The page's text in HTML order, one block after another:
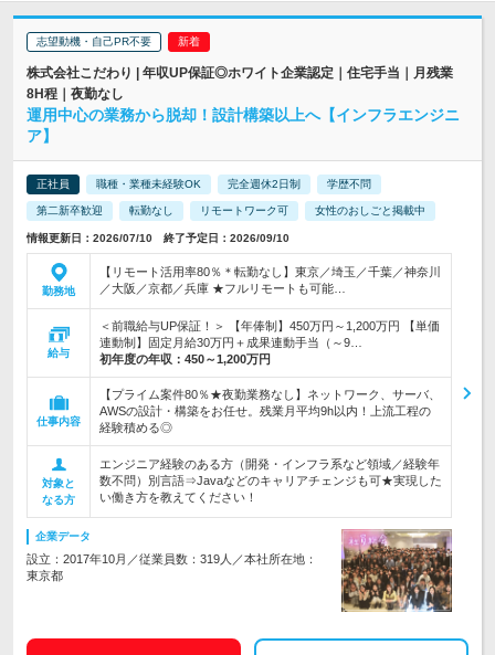
志望動機・自己PR不要
株式会社こだわり | 年収UP保証◎ホワイト企業認定｜住宅手当｜月残業
8H程｜夜勤なし
運用中心の業務から脱却！設計構築以上へ【インフラエンジニ
ア】
正社員 職種・業種未経験OK 完全週休2日制 学歴不問
第二新卒歓迎 転勤なし リモートワーク可 女性のおしごと掲載中
情報更新日：2026/07/10 終了予定日：2026/09/10
勤務地
【リモート活用率80％＊転勤なし】東京／埼玉／千葉／神奈川
／大阪／京都／兵庫 ★フルリモートも可能…
給与
＜前職給与UP保証！＞ 【年俸制】450万円～1,200万円 【単価
連動制】固定月給30万円＋成果連動手当（～9…
初年度の年収： 450～1,200万円
仕事内容
【プライム案件80％★夜勤業務なし】ネットワーク、サーバ、
AWSの設計・構築をお任せ。残業月平均9h以内！上流工程の
経験積める◎
対象と
なる方
エンジニア経験のある方（開発・インフラ系など領域／経験年
数不問）別言語⇒Javaなどのキャリアチェンジも可★実現した
い働き方を教えてください！
企業データ
設立：2017年10月／従業員数：319人／本社所在地：
東京都